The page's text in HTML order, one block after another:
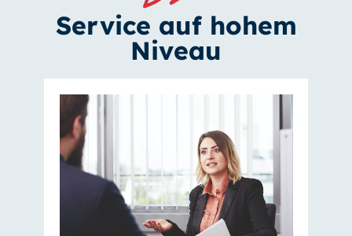
Service auf hohem
Niveau